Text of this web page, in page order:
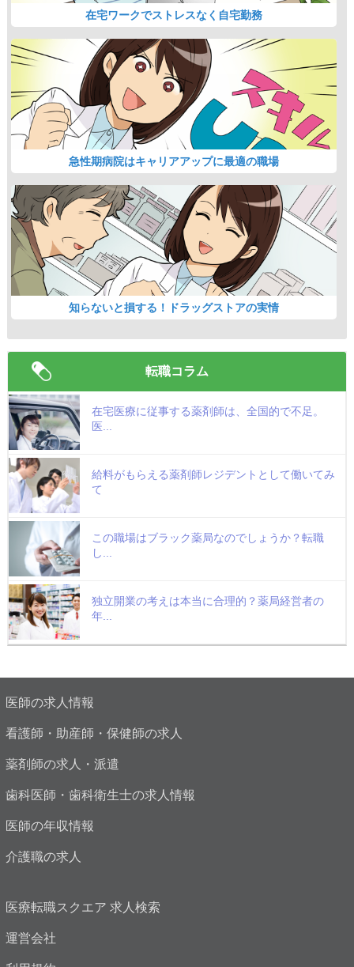
在宅ワークでストレスなく自宅勤務
急性期病院はキャリアアップに最適の職場
知らないと損する！ドラッグストアの実情
転職コラム
在宅医療に従事する薬剤師は、全国的で不足。
医...
給料がもらえる薬剤師レジデントとして働いてみ
て
この職場はブラック薬局なのでしょうか？転職
し...
独立開業の考えは本当に合理的？薬局経営者の
年...
医師の求人情報
看護師・助産師・保健師の求人
薬剤師の求人・派遣
歯科医師・歯科衛生士の求人情報
医師の年収情報
介護職の求人
医療転職スクエア 求人検索
運営会社